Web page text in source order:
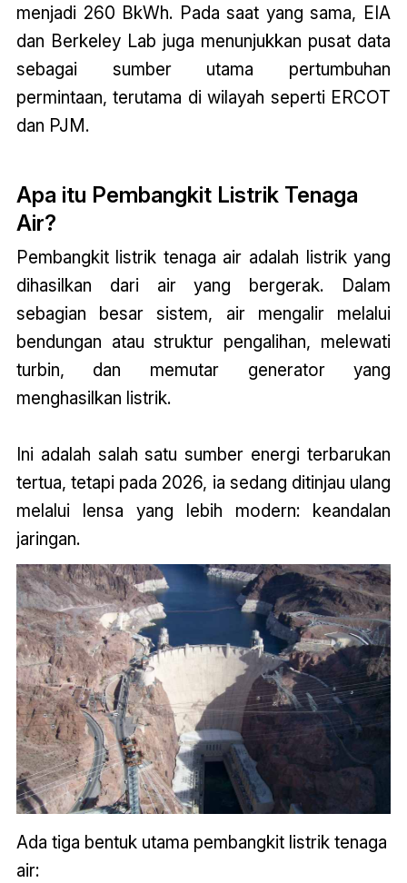
menjadi 260 BkWh. Pada saat yang sama, EIA
dan Berkeley Lab juga menunjukkan pusat data
sebagai sumber utama pertumbuhan
permintaan, terutama di wilayah seperti ERCOT
dan PJM.
Apa itu Pembangkit Listrik Tenaga
Air?
Pembangkit listrik tenaga air adalah listrik yang
dihasilkan dari air yang bergerak. Dalam
sebagian besar sistem, air mengalir melalui
bendungan atau struktur pengalihan, melewati
turbin, dan memutar generator yang
menghasilkan listrik.
Ini adalah salah satu sumber energi terbarukan
tertua, tetapi pada 2026, ia sedang ditinjau ulang
melalui lensa yang lebih modern: keandalan
jaringan.
Ada tiga bentuk utama pembangkit listrik tenaga
air: